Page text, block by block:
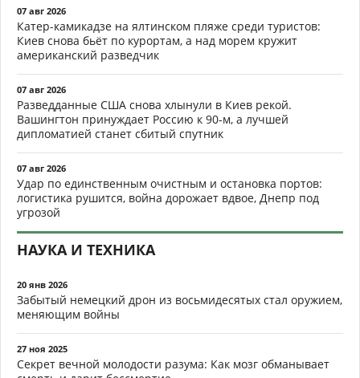
07 авг 2026
Катер-камикадзе на ялтинском пляже среди туристов:
Киев снова бьёт по курортам, а над морем кружит
американский разведчик
07 авг 2026
Разведданные США снова хлынули в Киев рекой.
Вашингтон принуждает Россию к 90-м, а лучшей
дипломатией станет сбитый спутник
07 авг 2026
Удар по единственным очистным и остановка портов:
логистика рушится, война дорожает вдвое, Днепр под
угрозой
НАУКА И ТЕХНИКА
20 янв 2026
Забытый немецкий дрон из восьмидесятых стал оружием,
меняющим войны
27 ноя 2025
Секрет вечной молодости разума: Как мозг обманывает